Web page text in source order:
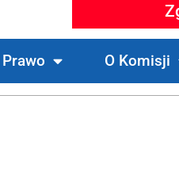
Prawo O Komisji